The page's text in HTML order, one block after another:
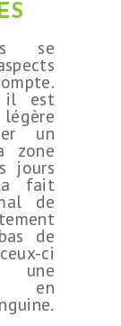
se
il est
un
zone
jours
fait
de
de
ci
une
en